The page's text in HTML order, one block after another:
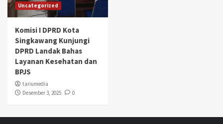
Uncategorized
Komisi I DPRD Kota
Singkawang Kunjungi
DPRD Landak Bahas
Layanan Kesehatan dan
BPJS
tariumedia
Desember 3, 2025
0